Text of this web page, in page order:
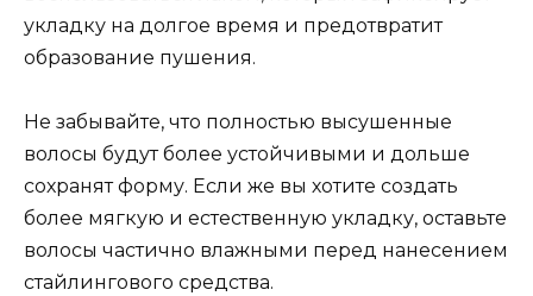
укладку на долгое время и предотвратит
образование пушения.
Не забывайте, что полностью высушенные
волосы будут более устойчивыми и дольше
сохранят форму. Если же вы хотите создать
более мягкую и естественную укладку, оставьте
волосы частично влажными перед нанесением
стайлингового средства.